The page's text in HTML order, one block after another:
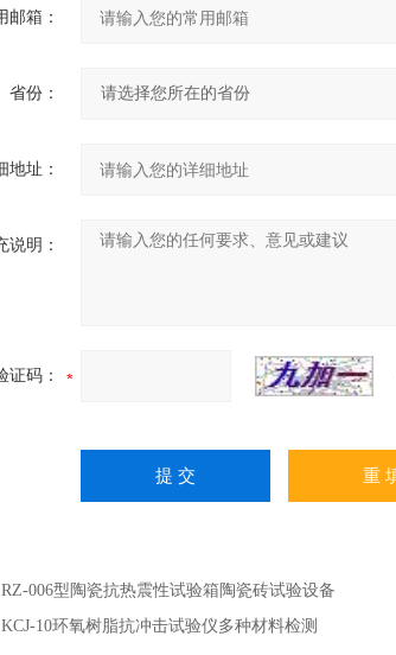
邮箱：
省份：
地址：
说明：
证码：
RZ-006型陶瓷抗热震性试验箱陶瓷砖试验设备
KCJ-10环氧树脂抗冲击试验仪多种材料检测